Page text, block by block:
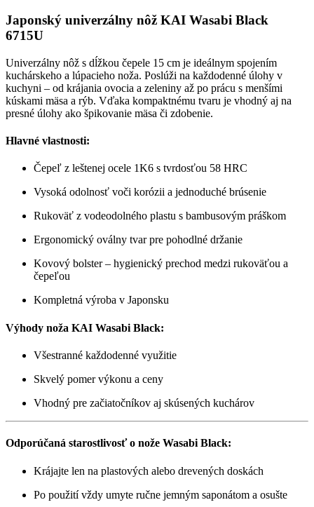
Japonský univerzálny nôž KAI Wasabi Black
6715U
Univerzálny nôž s dĺžkou čepele 15 cm je ideálnym spojením
kuchárskeho a lúpacieho noža. Poslúži na každodenné úlohy v
kuchyni – od krájania ovocia a zeleniny až po prácu s menšími
kúskami mäsa a rýb. Vďaka kompaktnému tvaru je vhodný aj na
presné úlohy ako špikovanie mäsa či zdobenie.
Hlavné vlastnosti:
Čepeľ z leštenej ocele 1K6 s tvrdosťou 58 HRC
Vysoká odolnosť voči korózii a jednoduché brúsenie
Rukoväť z vodeodolného plastu s bambusovým práškom
Ergonomický oválny tvar pre pohodlné držanie
Kovový bolster – hygienický prechod medzi rukoväťou a
čepeľou
Kompletná výroba v Japonsku
Výhody noža KAI Wasabi Black:
Všestranné každodenné využitie
Skvelý pomer výkonu a ceny
Vhodný pre začiatočníkov aj skúsených kuchárov
Odporúčaná starostlivosť o nože Wasabi Black:
Krájajte len na plastových alebo drevených doskách
Po použití vždy umyte ručne jemným saponátom a osušte